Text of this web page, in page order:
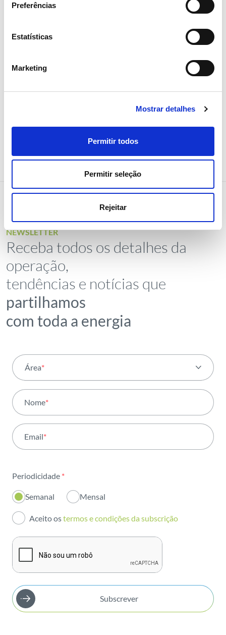
Preferências
Estatísticas
Marketing
Mostrar detalhes
Permitir todos
Permitir seleção
Rejeitar
05 AGOSTO 2026
REN como uma das empresas
NEWSLETTER
Receba todos os detalhes da
operação,
tendências e notícias que
partilhamos
com toda a energia
Área*
Atividade
Institucional
Inovação
Investidores
Publicações
Nome*
Email*
Periodicidade *
Semanal Mensal
Aceito ostermos e condições da subscrição
Subscrever